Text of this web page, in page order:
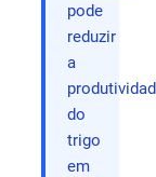
pode
reduzir
a
do
trigo
em